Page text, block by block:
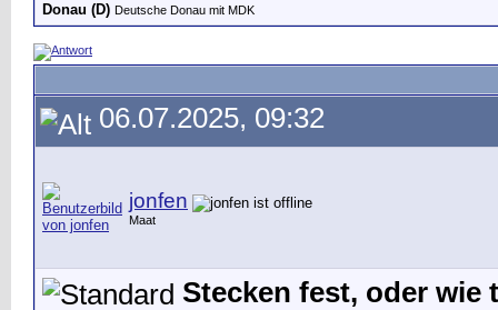
Donau (D) Deutsche Donau mit MDK
06.07.2025, 09:32
jonfen
Maat
Stecken fest, oder